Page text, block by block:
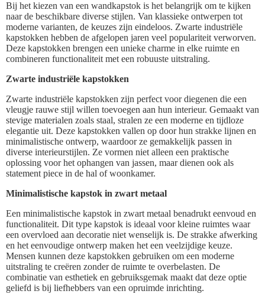
Bij het kiezen van een wandkapstok is het belangrijk om te kijken
naar de beschikbare diverse stijlen. Van klassieke ontwerpen tot
moderne varianten, de keuzes zijn eindeloos. Zwarte industriële
kapstokken hebben de afgelopen jaren veel populariteit verworven.
Deze kapstokken brengen een unieke charme in elke ruimte en
combineren functionaliteit met een robuuste uitstraling.
Zwarte industriële kapstokken
Zwarte industriële kapstokken zijn perfect voor diegenen die een
vleugje rauwe stijl willen toevoegen aan hun interieur. Gemaakt van
stevige materialen zoals staal, stralen ze een moderne en tijdloze
elegantie uit. Deze kapstokken vallen op door hun strakke lijnen en
minimalistische ontwerp, waardoor ze gemakkelijk passen in
diverse interieurstijlen. Ze vormen niet alleen een praktische
oplossing voor het ophangen van jassen, maar dienen ook als
statement piece in de hal of woonkamer.
Minimalistische kapstok in zwart metaal
Een minimalistische kapstok in zwart metaal benadrukt eenvoud en
functionaliteit. Dit type kapstok is ideaal voor kleine ruimtes waar
een overvloed aan decoratie niet wenselijk is. De strakke afwerking
en het eenvoudige ontwerp maken het een veelzijdige keuze.
Mensen kunnen deze kapstokken gebruiken om een moderne
uitstraling te creëren zonder de ruimte te overbelasten. De
combinatie van esthetiek en gebruiksgemak maakt dat deze optie
geliefd is bij liefhebbers van een opruimde inrichting.